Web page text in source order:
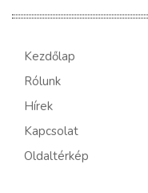
Kezdőlap
Rólunk
Hírek
Kapcsolat
Oldaltérkép